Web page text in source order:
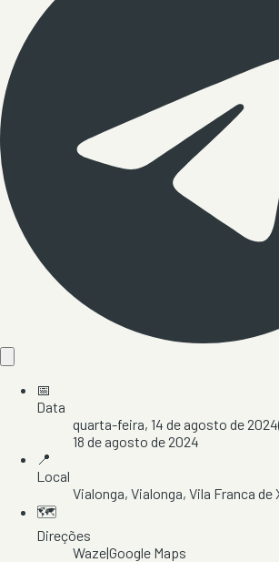
📅
Data
quarta-feira, 14 de agosto de 2024
18 de agosto de 2024
📍
Local
Vialonga, Vialonga, Vila Franca de
🗺️
Direções
Waze|Google Maps